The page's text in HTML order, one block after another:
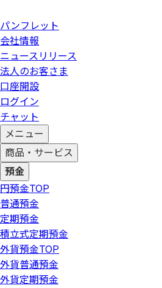
パンフレット
会社情報
ニュースリリース
法人のお客さま
口座開設
ログイン
チャット
メニュー
商品・サービス
預金
円預金TOP
普通預金
定期預金
積立式定期預金
外貨預金TOP
外貨普通預金
外貨定期預金